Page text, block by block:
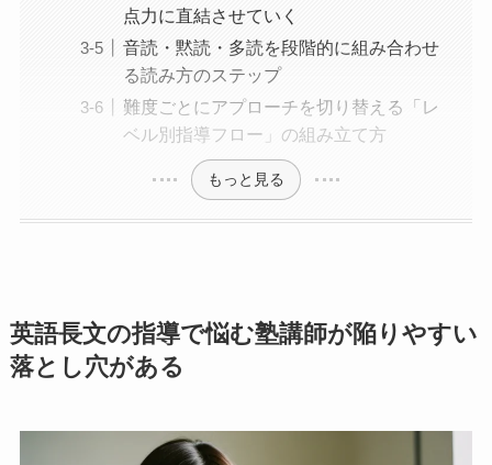
点力に直結させていく
音読・黙読・多読を段階的に組み合わせ
る読み方のステップ
難度ごとにアプローチを切り替える「レ
ベル別指導フロー」の組み立て方
もっと見る
英語長文の指導で悩む塾講師が陥りやすい
落とし穴がある